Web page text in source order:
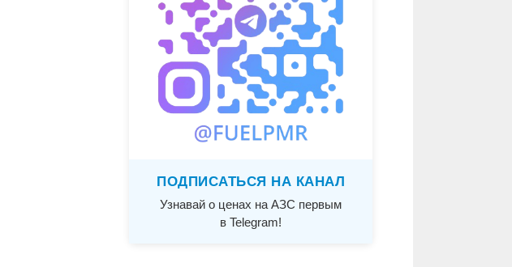
ПОДПИСАТЬСЯ НА КАНАЛ
Узнавай о ценах на АЗС первым
в Telegram!